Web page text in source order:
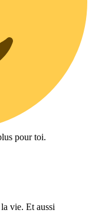
pour toi.
vie. Et aussi